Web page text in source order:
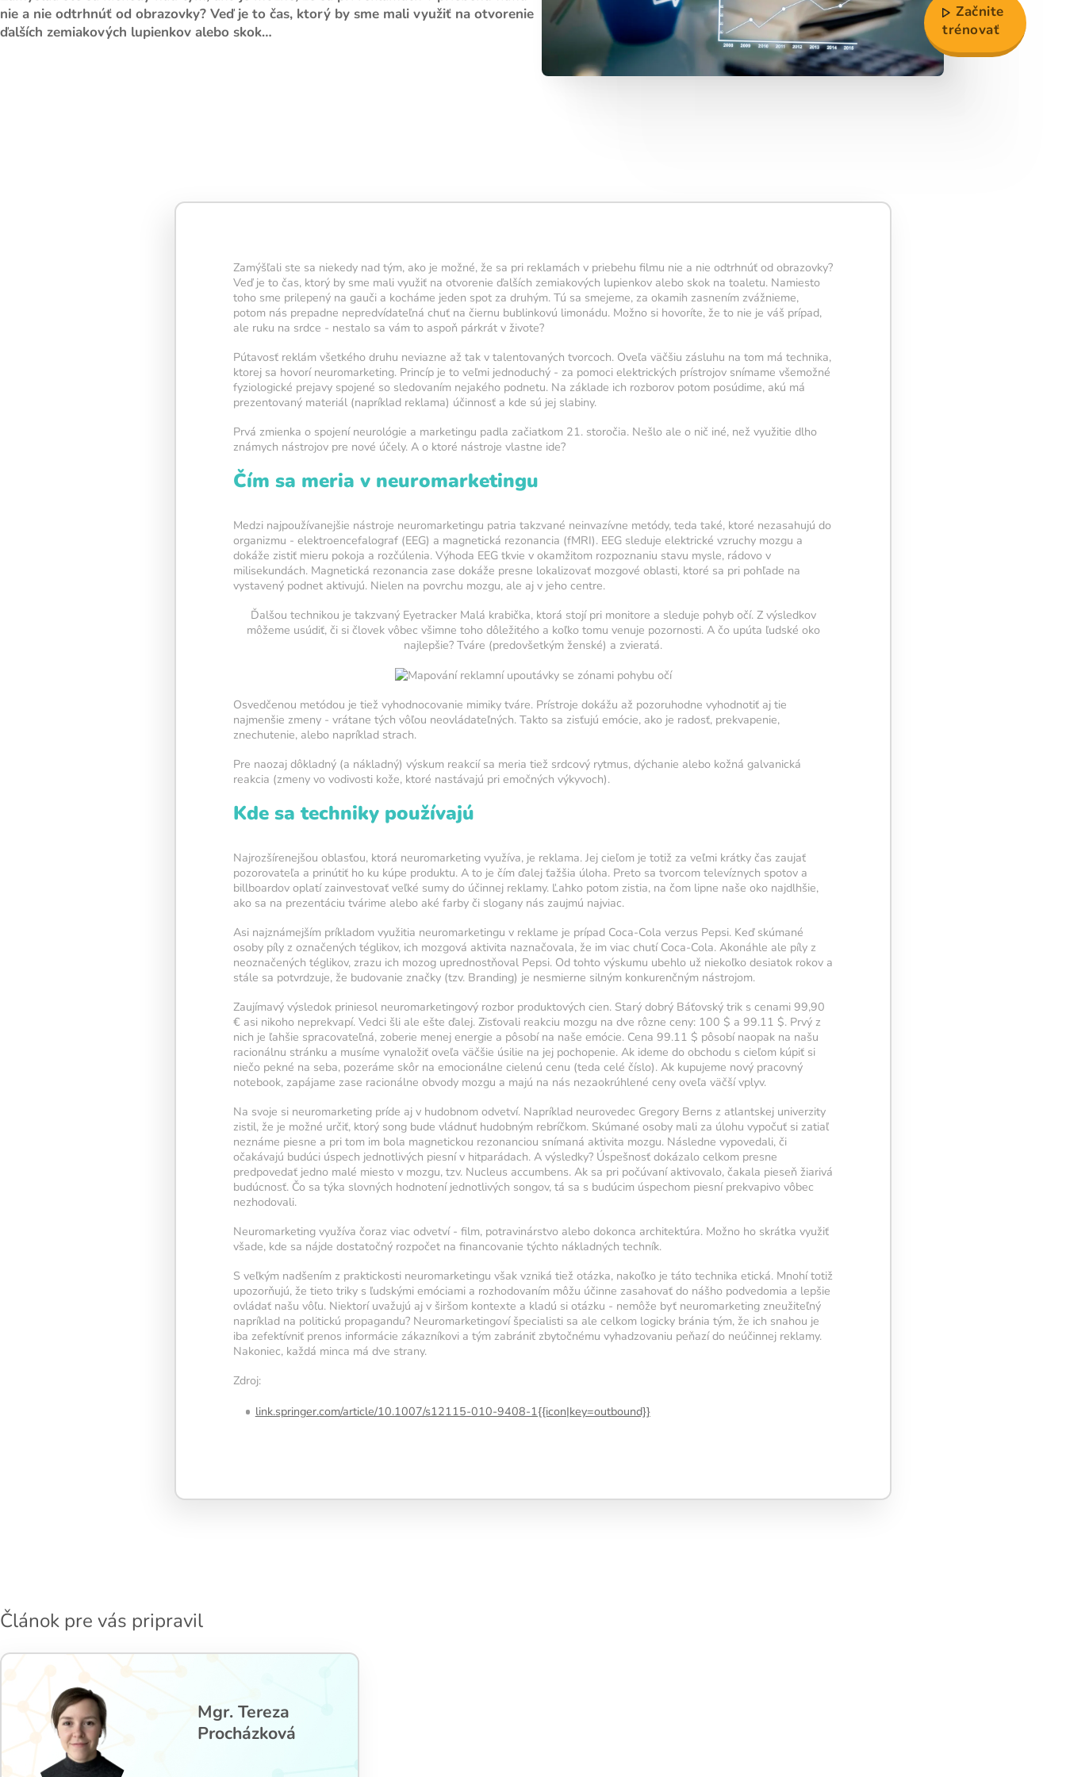
Začnite
trénovať
denný tréning?
Každé splnené cvičenie aktivuje novú
úspešne splneného tréningu.
Snažte sa udržať žiarovku svietiť čo
najdlhšie – každý deň navyše pomáha
vašej mysli zostať aktívnou a v
Kalendár sleduje vašu dennú
tréningovú aktivitu:
Modré políčko:Bez tréningu
intenzitu tréningu, ako svietivosť
žiarovky.
1 cvičenie = 20 % intenzity
5 cvičení = 100 % intenzity
2 3 4 5
Pravidelný krátky
tréningpodporuje
neuroplasticitu mozgu,
pamäť aj mentálnu
flexibilitu.
nie a nie odtrhnúť od obrazovky? Veď je to čas, ktorý by sme mali využiť na otvorenie
ďalších zemiakových lupienkov alebo skok…
Zamýšľali ste sa niekedy nad tým, ako je možné, že sa pri reklamách v priebehu filmu nie a nie odtrhnúť od obrazovky?
Veď je to čas, ktorý by sme mali využiť na otvorenie ďalších zemiakových lupienkov alebo skok na toaletu. Namiesto
toho sme prilepený na gauči a kocháme jeden spot za druhým. Tú sa smejeme, za okamih zasnením zvážnieme,
potom nás prepadne nepredvídateľná chuť na čiernu bublinkovú limonádu. Možno si hovoríte, že to nie je váš prípad,
ale ruku na srdce - nestalo sa vám to aspoň párkrát v živote?
Pútavosť reklám všetkého druhu neviazne až tak v talentovaných tvorcoch. Oveľa väčšiu zásluhu na tom má technika,
ktorej sa hovorí neuromarketing. Princíp je to veľmi jednoduchý - za pomoci elektrických prístrojov snímame všemožné
fyziologické prejavy spojené so sledovaním nejakého podnetu. Na základe ich rozborov potom posúdime, akú má
prezentovaný materiál (napríklad reklama) účinnosť a kde sú jej slabiny.
Prvá zmienka o spojení neurológie a marketingu padla začiatkom 21. storočia. Nešlo ale o nič iné, než využitie dlho
známych nástrojov pre nové účely. A o ktoré nástroje vlastne ide?
Čím sa meria v neuromarketingu
Medzi najpoužívanejšie nástroje neuromarketingu patria takzvané neinvazívne metódy, teda také, ktoré nezasahujú do
organizmu - elektroencefalograf (EEG) a magnetická rezonancia (fMRI). EEG sleduje elektrické vzruchy mozgu a
dokáže zistiť mieru pokoja a rozčúlenia. Výhoda EEG tkvie v okamžitom rozpoznaniu stavu mysle, rádovo v
milisekundách. Magnetická rezonancia zase dokáže presne lokalizovať mozgové oblasti, ktoré sa pri pohľade na
vystavený podnet aktivujú. Nielen na povrchu mozgu, ale aj v jeho centre.
Ďalšou technikou je takzvaný Eyetracker Malá krabička, ktorá stojí pri monitore a sleduje pohyb očí. Z výsledkov
môžeme usúdiť, či si človek vôbec všimne toho dôležitého a koľko tomu venuje pozornosti. A čo upúta ľudské oko
najlepšie? Tváre (predovšetkým ženské) a zvieratá.
Osvedčenou metódou je tiež vyhodnocovanie mimiky tváre. Prístroje dokážu až pozoruhodne vyhodnotiť aj tie
najmenšie zmeny - vrátane tých vôľou neovládateľných. Takto sa zisťujú emócie, ako je radosť, prekvapenie,
znechutenie, alebo napríklad strach.
Pre naozaj dôkladný (a nákladný) výskum reakcií sa meria tiež srdcový rytmus, dýchanie alebo kožná galvanická
reakcia (zmeny vo vodivosti kože, ktoré nastávajú pri emočných výkyvoch).
Kde sa techniky používajú
Najrozšírenejšou oblasťou, ktorá neuromarketing využíva, je reklama. Jej cieľom je totiž za veľmi krátky čas zaujať
pozorovateľa a prinútiť ho ku kúpe produktu. A to je čím ďalej ťažšia úloha. Preto sa tvorcom televíznych spotov a
billboardov oplatí zainvestovať veľké sumy do účinnej reklamy. Ľahko potom zistia, na čom lipne naše oko najdlhšie,
ako sa na prezentáciu tvárime alebo aké farby či slogany nás zaujmú najviac.
Asi najznámejším príkladom využitia neuromarketingu v reklame je prípad Coca-Cola verzus Pepsi. Keď skúmané
osoby píly z označených téglikov, ich mozgová aktivita naznačovala, že im viac chutí Coca-Cola. Akonáhle ale píly z
neoznačených téglikov, zrazu ich mozog uprednostňoval Pepsi. Od tohto výskumu ubehlo už niekoľko desiatok rokov a
stále sa potvrdzuje, že budovanie značky (tzv. Branding) je nesmierne silným konkurenčným nástrojom.
Zaujímavý výsledok priniesol neuromarketingový rozbor produktových cien. Starý dobrý Báťovský trik s cenami 99,90
€ asi nikoho neprekvapí. Vedci šli ale ešte ďalej. Zisťovali reakciu mozgu na dve rôzne ceny: 100 $ a 99.11 $. Prvý z
nich je ľahšie spracovateľná, zoberie menej energie a pôsobí na naše emócie. Cena 99.11 $ pôsobí naopak na našu
racionálnu stránku a musíme vynaložiť oveľa väčšie úsilie na jej pochopenie. Ak ideme do obchodu s cieľom kúpiť si
niečo pekné na seba, pozeráme skôr na emocionálne cielenú cenu (teda celé číslo). Ak kupujeme nový pracovný
notebook, zapájame zase racionálne obvody mozgu a majú na nás nezaokrúhlené ceny oveľa väčší vplyv.
Na svoje si neuromarketing príde aj v hudobnom odvetví. Napríklad neurovedec Gregory Berns z atlantskej univerzity
zistil, že je možné určiť, ktorý song bude vládnuť hudobným rebríčkom. Skúmané osoby mali za úlohu vypočuť si zatiaľ
neznáme piesne a pri tom im bola magnetickou rezonanciou snímaná aktivita mozgu. Následne vypovedali, či
očakávajú budúci úspech jednotlivých piesní v hitparádach. A výsledky? Úspešnosť dokázalo celkom presne
predpovedať jedno malé miesto v mozgu, tzv. Nucleus accumbens. Ak sa pri počúvaní aktivovalo, čakala pieseň žiarivá
budúcnosť. Čo sa týka slovných hodnotení jednotlivých songov, tá sa s budúcim úspechom piesní prekvapivo vôbec
nezhodovali.
Neuromarketing využíva čoraz viac odvetví - film, potravinárstvo alebo dokonca architektúra. Možno ho skrátka využiť
všade, kde sa nájde dostatočný rozpočet na financovanie týchto nákladných techník.
S veľkým nadšením z praktickosti neuromarketingu však vzniká tiež otázka, nakoľko je táto technika etická. Mnohí totiž
upozorňujú, že tieto triky s ľudskými emóciami a rozhodovaním môžu účinne zasahovať do nášho podvedomia a lepšie
ovládať našu vôľu. Niektorí uvažujú aj v širšom kontexte a kladú si otázku - nemôže byť neuromarketing zneužiteľný
napríklad na politickú propagandu? Neuromarketingoví špecialisti sa ale celkom logicky bránia tým, že ich snahou je
iba zefektívniť prenos informácie zákazníkovi a tým zabrániť zbytočnému vyhadzovaniu peňazí do neúčinnej reklamy.
Nakoniec, každá minca má dve strany.
Zdroj:
link.springer.com/article/10.1007/s12115-010-9408-1{{icon|key=outbound}}
Článok pre vás pripravil
Mgr. Tereza
Procházková